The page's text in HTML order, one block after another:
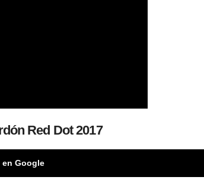
Red Dot 2017
en Google